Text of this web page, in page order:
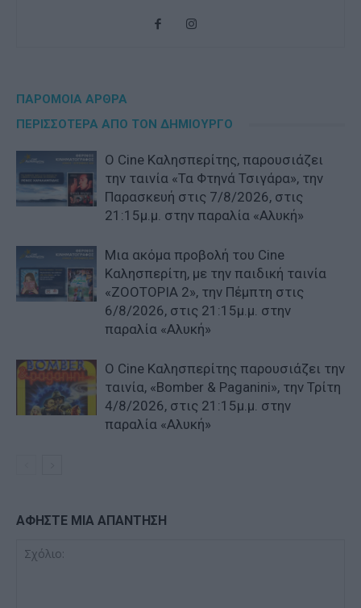
ΠΑΡΟΜΟΙΑ ΑΡΘΡΑ
ΠΕΡΙΣΣΟΤΕΡΑ ΑΠΟ ΤΟΝ ΔΗΜΙΟΥΡΓΟ
Ο Cine Καλησπερίτης, παρουσιάζει
την ταινία «Τα Φτηνά Τσιγάρα», την
Παρασκευή στις 7/8/2026, στις
21:15μ.μ. στην παραλία «Αλυκή»
Μια ακόμα προβολή του Cine
Καλησπερίτη, με την παιδική ταινία
«ZOOTOPIA 2», την Πέμπτη στις
6/8/2026, στις 21:15μ.μ. στην
παραλία «Αλυκή»
Ο Cine Καλησπερίτης παρουσιάζει την
ταινία, «Bomber & Paganini», την Τρίτη
4/8/2026, στις 21:15μ.μ. στην
παραλία «Αλυκή»
ΑΦΗΣΤΕ ΜΙΑ ΑΠΑΝΤΗΣΗ